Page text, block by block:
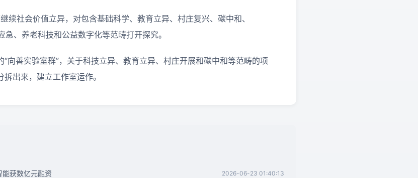
社会价值立异，对包含基础科学、教育立异、村庄复兴、碳中和、
、养老科技和公益数字化等范畴打开探究。
向善实验室群”，关于科技立异、教育立异、村庄开展和碳中和等范畴的项
出来，建立工作室运作。
获数亿元融资 2026-06-23 01:40:13